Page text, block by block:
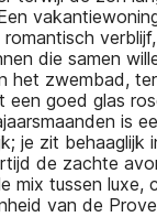
die samen
het zwembad,
goed glas
is
je zit behaaglijk
de zachte
mix tussen luxe,
van de